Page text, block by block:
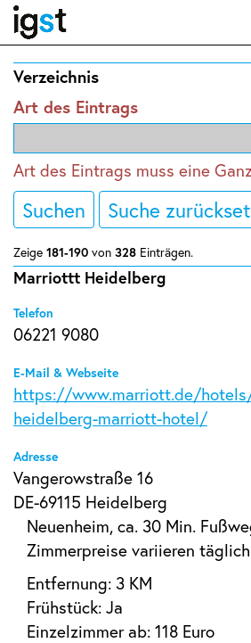
Verzeichnis
Art des Eintrags
Art des Eintrags muss eine
Suchen Suche
Zeige 181-190 von 328 Einträgen.
Marriottt Heidelberg
Telefon
06221 9080
E-Mail & Webseite
https://www.marriott.de/
heidelberg-marriott-hotel/
Adresse
Vangerowstraße 16
DE-69115 Heidelberg
Neuenheim, ca. 30 Min.
Zimmerpreise variieren täglich
Entfernung: 3 KM
Frühstück: Ja
Einzelzimmer ab: 118 Euro